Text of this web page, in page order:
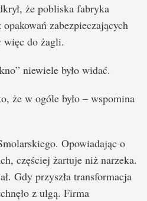
że pobliska fabryka
zabezpieczających
więc do żagli.
niewiele było widać.
że w ogóle było – wspomina
Opowiadając o
częściej żartuje niż narzeka.
Gdy przyszła transformacja
z ulgą. Firma